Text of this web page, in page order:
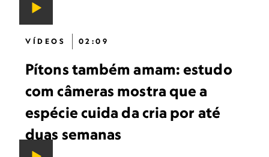
VÍDEOS 02:09
Pítons também amam: estudo
com câmeras mostra que a
espécie cuida da cria por até
duas semanas